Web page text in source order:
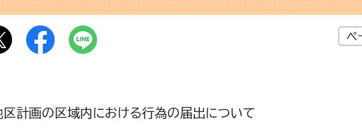
ペ
区計画の区域内における行為の届出について